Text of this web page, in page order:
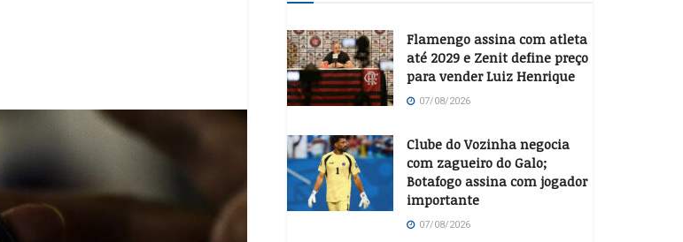
Flamengo assina com atleta
até 2029 e Zenit define preço
para vender Luiz Henrique
07/08/2026
Clube do Vozinha negocia
com zagueiro do Galo;
Botafogo assina com jogador
importante
07/08/2026